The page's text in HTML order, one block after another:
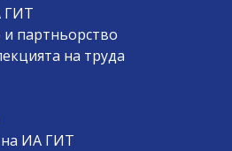
ГИТ
партньорство
на труда
на ИА ГИТ